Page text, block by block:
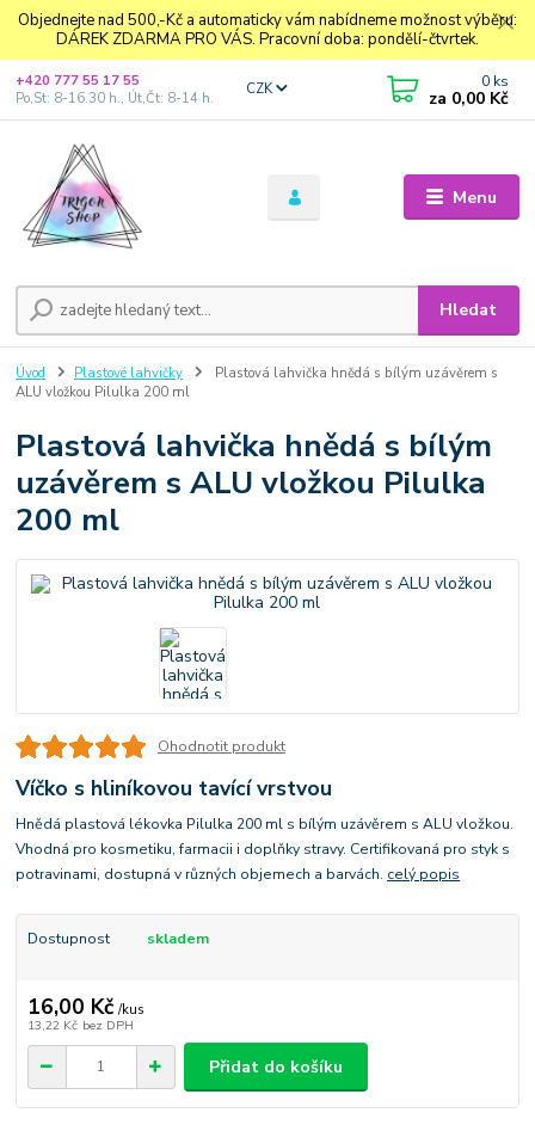
Objednejte nad 500,-Kč a automaticky vám nabídneme možnost výběru:
DÁREK ZDARMA PRO VÁS. Pracovní doba: pondělí-čtvrtek.
Menu
CZK
Hledat
+420 777 55 17 55
Po,St: 8-16.30 h., Út,Čt: 8-14 h.
0 ks
za 0,00 Kč
Úvod Plastové lahvičky
Plastová lahvička hnědá s bílým uzávěrem s
ALU vložkou Pilulka 200 ml
Plastová lahvička hnědá s bílým
uzávěrem s ALU vložkou Pilulka
200 ml
Ohodnotit produkt
Víčko s hliníkovou tavící vrstvou
Hnědá plastová lékovka Pilulka 200 ml s bílým uzávěrem s ALU vložkou.
Vhodná pro kosmetiku, farmacii i doplňky stravy. Certifikovaná pro styk s
potravinami, dostupná v různých objemech a barvách. celý popis
Dostupnost skladem
16,00 Kč /kus
13,22 Kč bez DPH
Přidat do košíku